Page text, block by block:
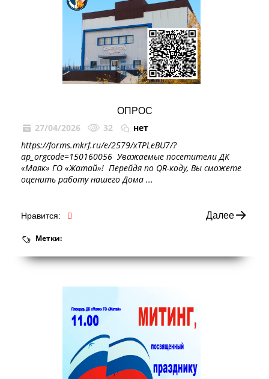
ОПРОС
27/04/2026 32
нет
https://forms.mkrf.ru/e/2579/xTPLeBU7/?
ap_orgcode=150160056 ⁣ Уважаемые посетители ДК
«Маяк» ГО «Жатай»! ⁣ Перейдя по QR-коду, Вы сможете
оценить работу нашего Дома ...
Нравится: Далее
Метки: